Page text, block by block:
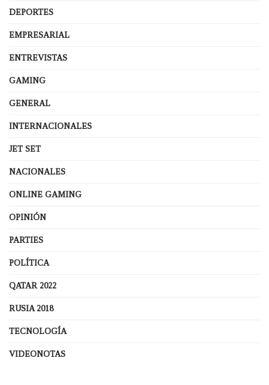
DEPORTES
EMPRESARIAL
ENTREVISTAS
GAMING
GENERAL
INTERNACIONALES
JET SET
NACIONALES
ONLINE GAMING
OPINIÓN
PARTIES
POLÍTICA
QATAR 2022
RUSIA 2018
TECNOLOGÍA
VIDEONOTAS